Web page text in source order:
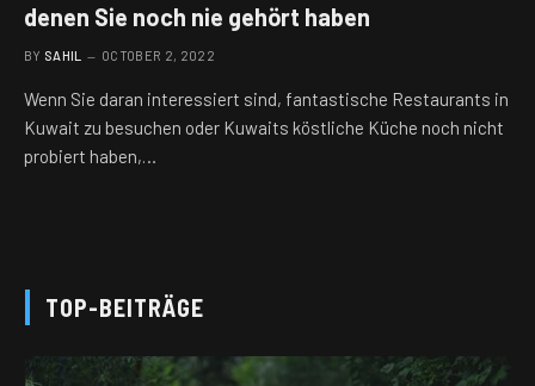
denen Sie noch nie gehört haben
BY SAHIL OCTOBER 2, 2022
Wenn Sie daran interessiert sind, fantastische Restaurants in
Kuwait zu besuchen oder Kuwaits köstliche Küche noch nicht
probiert haben,…
TOP-BEITRÄGE